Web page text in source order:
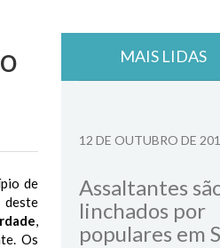
de
deste
,
Os
MAIS LIDAS
12 DE OUTUBRO DE
Assaltantes
linchados por
populares em